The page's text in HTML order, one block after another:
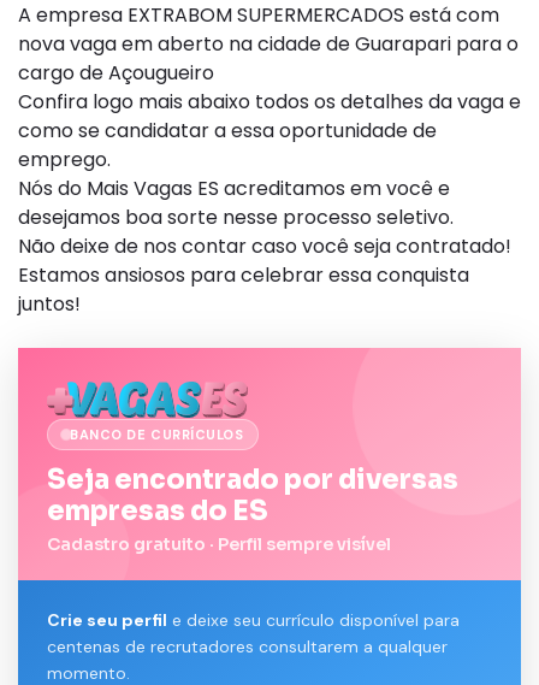
A empresa EXTRABOM SUPERMERCADOS está com
nova vaga em aberto na cidade de Guarapari para o
cargo de Açougueiro
Confira logo mais abaixo todos os detalhes da vaga e
como se candidatar a essa oportunidade de
emprego.
Nós do Mais Vagas ES acreditamos em você e
desejamos boa sorte nesse processo seletivo.
Não deixe de nos contar caso você seja contratado!
Estamos ansiosos para celebrar essa conquista
juntos!
BANCO DE CURRÍCULOS
Seja encontrado por diversas
empresas do ES
Cadastro gratuito · Perfil sempre visível
Crie seu perfil e deixe seu currículo disponível para
centenas de recrutadores consultarem a qualquer
momento.